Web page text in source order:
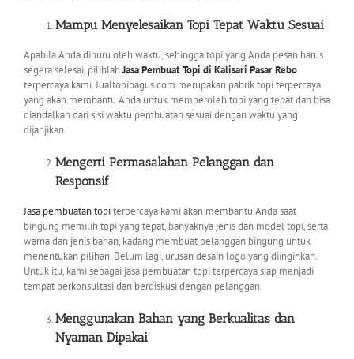
Mampu Menyelesaikan Topi Tepat Waktu Sesuai
Apabila Anda diburu oleh waktu, sehingga topi yang Anda pesan harus
segera selesai, pilihlahJasa Pembuat Topi di Kalisari Pasar Rebo
terpercaya kami. Jualtopibagus.com merupakan pabrik topi terpercaya
yang akan membantu Anda untuk memperoleh topi yang tepat dan bisa
diandalkan dari sisi waktu pembuatan sesuai dengan waktu yang
dijanjikan.
Mengerti Permasalahan Pelanggan dan
Responsif
Jasa pembuatan topiterpercaya kami akan membantu Anda saat
bingung memilih topi yang tepat, banyaknya jenis dan model topi, serta
warna dan jenis bahan, kadang membuat pelanggan bingung untuk
menentukan pilihan. Belum lagi, urusan desain logo yang diinginkan.
Untuk itu, kami sebagai jasa pembuatan topi terpercaya siap menjadi
tempat berkonsultasi dan berdiskusi dengan pelanggan.
Menggunakan Bahan yang Berkualitas dan
Nyaman Dipakai